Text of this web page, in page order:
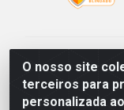
O nosso site
terceiros para
personalizada
Rio Vermelho
BR, 153,
Eldorado,